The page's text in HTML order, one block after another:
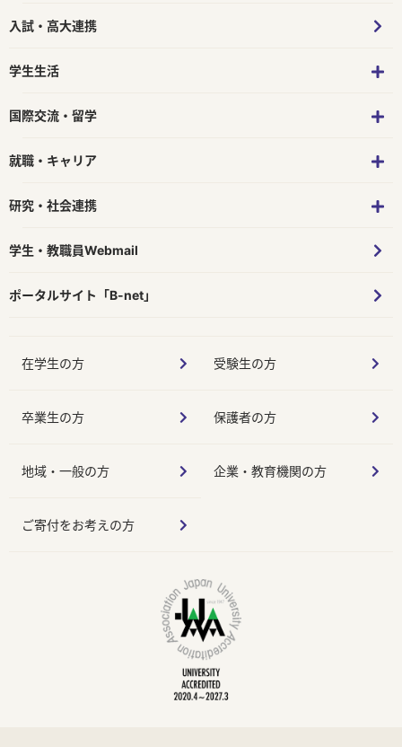
入試・高大連携
学生生活
国際交流・留学
就職・キャリア
研究・社会連携
学生・教職員Webmail
ポータルサイト「B-net」
在学生の方 受験生の方
卒業生の方 保護者の方
地域・一般の方 企業・教育機関の方
ご寄付をお考えの方